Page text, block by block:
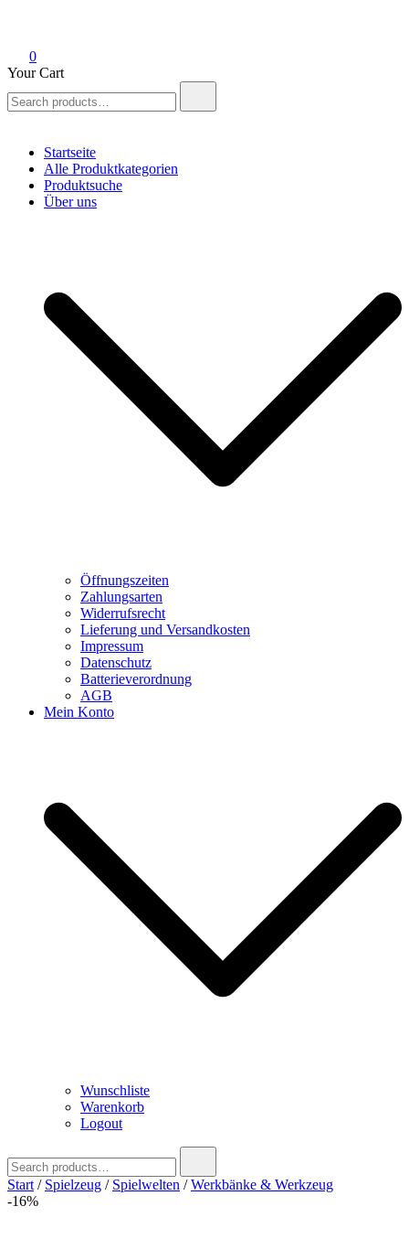
0
Your Cart
for:
Startseite
Alle Produktkategorien
Produktsuche
Über uns
Öffnungszeiten
Zahlungsarten
Widerrufsrecht
Lieferung und Versandkosten
Impressum
Datenschutz
Batterieverordnung
AGB
Mein Konto
Wunschliste
Warenkorb
Logout
for:
Start / Spielzeug / Spielwelten /Werkbänke & Werkzeug
-16%